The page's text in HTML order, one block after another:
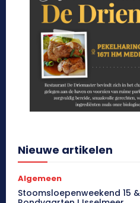
Nieuwe artikelen
Algemeen
Stoomsloepenweekend 15